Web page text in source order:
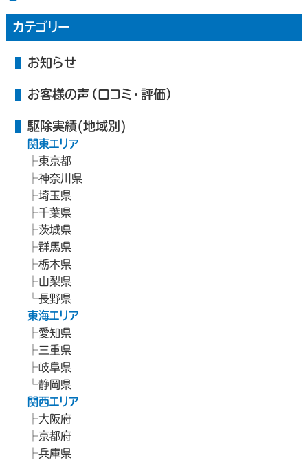
カテゴリー
お知らせ
お客様の声（口コミ・評価）
駆除実績(地域別)
関東エリア
東京都
神奈川県
埼玉県
千葉県
茨城県
群馬県
栃木県
山梨県
長野県
東海エリア
愛知県
三重県
岐阜県
静岡県
関西エリア
大阪府
京都府
兵庫県